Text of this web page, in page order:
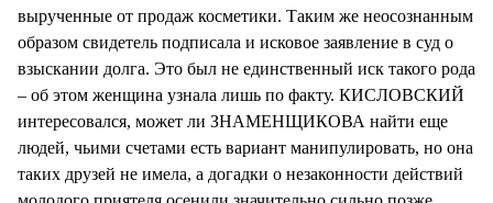
вырученные от продаж косметики. Таким же неосознанным
образом свидетель подписала и исковое заявление в суд о
взыскании долга. Это был не единственный иск такого рода
– об этом женщина узнала лишь по факту. КИСЛОВСКИЙ
интересовался, может ли ЗНАМЕНЩИКОВА найти еще
людей, чьими счетами есть вариант манипулировать, но она
таких друзей не имела, а догадки о незаконности действий